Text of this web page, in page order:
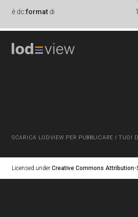
è dc:format di
SCARICA LODVIEW PER PUBBLICARE I TUOI
Licensed under Creative Commons Attribution-